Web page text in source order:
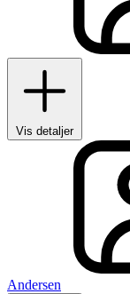
Vis detaljer
Andersen